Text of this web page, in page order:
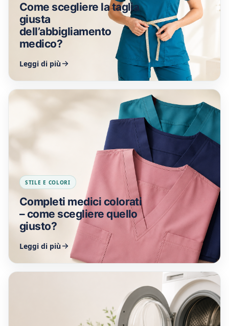
Come scegliere la taglia
giusta
dell’abbigliamento
medico?
Leggi di più
STILE E COLORI
Completi medici colorati
– come scegliere quello
giusto?
Leggi di più